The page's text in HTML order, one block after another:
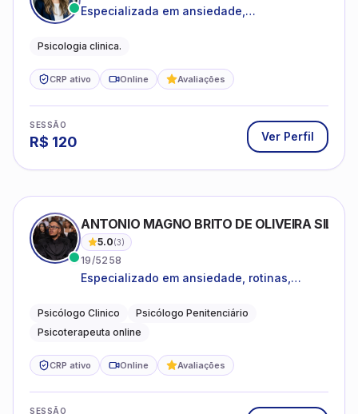
Especializada em ansiedade,
Psicologia clinica.
CRP ativo Online Avaliações
SESSÃO
R$ 120 Ver Perfil
ANTONIO MAGNO BRITO DE OLIVEIRA SILVA
5.0(3)
19/5258
Especializado em ansiedade, rotinas,
familiares e questões comportamentais.
Psicólogo Clinico
Psicólogo Penitenciário
Psicoterapeuta online
CRP ativo Online Avaliações
SESSÃO